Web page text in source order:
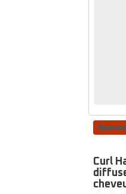
Curl
Note